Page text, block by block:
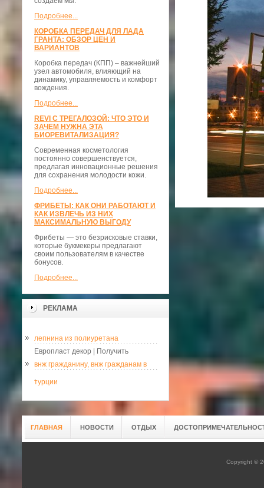
Подробнее...
КОРОБКА ПЕРЕДАЧ ДЛЯ ЛАДА
ГРАНТА: ОБЗОР ЦЕН И
ВАРИАНТОВ
Коробка передач (КПП) – важнейший
узел автомобиля, влияющий на
динамику, управляемость и комфорт
вождения.
Подробнее...
REVI С ТРЕГАЛОЗОЙ: ЧТО ЭТО И
ЗАЧЕМ НУЖНА ЭТА
БИОРЕВИТАЛИЗАЦИЯ?
Современная косметология
постоянно совершенствуется,
предлагая инновационные решения
для сохранения молодости кожи.
Подробнее...
ФРИБЕТЫ: КАК ОНИ РАБОТАЮТ И
КАК ИЗВЛЕЧЬ ИЗ НИХ
МАКСИМАЛЬНУЮ ВЫГОДУ
Фрибеты — это безрисковые ставки,
которые букмекеры предлагают
своим пользователям в качестве
бонусов.
Подробнее...
РЕКЛАМА
лепнина из полиуретана
Европласт декор | Получить
внж гражданину, внж гражданам в
турции
.
ГЛАВНАЯ НОВОСТИ ОТДЫХ
Copyright ©